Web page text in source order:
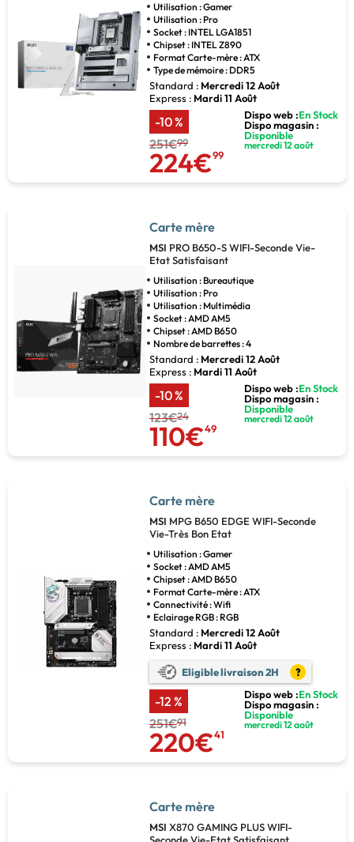
Utilisation : Gamer
Utilisation : Pro
Socket : INTEL LGA1851
Chipset : INTEL Z890
Format Carte-mère : ATX
Type de mémoire : DDR5
Standard : Mercredi 12 Août
Express : Mardi 11 Août
-10 %
251€99
224€99
Dispo web :En Stock
Dispo magasin :
Disponible
mercredi 12 août
Carte mère
MSI PRO B650-S WIFI-Seconde Vie-
Etat Satisfaisant
Utilisation : Bureautique
Utilisation : Pro
Utilisation : Multimédia
Socket : AMD AM5
Chipset : AMD B650
Nombre de barrettes : 4
Standard : Mercredi 12 Août
Express : Mardi 11 Août
-10 %
123€24
110€49
Dispo web :En Stock
Dispo magasin :
Disponible
mercredi 12 août
Carte mère
MSI MPG B650 EDGE WIFI-Seconde
Vie-Très Bon Etat
Utilisation : Gamer
Socket : AMD AM5
Chipset : AMD B650
Format Carte-mère : ATX
Connectivité : Wifi
Eclairage RGB : RGB
Standard : Mercredi 12 Août
Express : Mardi 11 Août
Eligible livraison 2H ?
-12 %
251€91
220€41
Dispo web :En Stock
Dispo magasin :
Disponible
mercredi 12 août
Carte mère
MSI X870 GAMING PLUS WIFI-